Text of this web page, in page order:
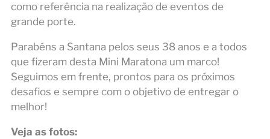
como referência na realização de eventos de
grande porte.
Parabéns a Santana pelos seus 38 anos e a todos
que fizeram desta Mini Maratona um marco!
Seguimos em frente, prontos para os próximos
desafios e sempre com o objetivo de entregar o
melhor!
Veja as fotos: